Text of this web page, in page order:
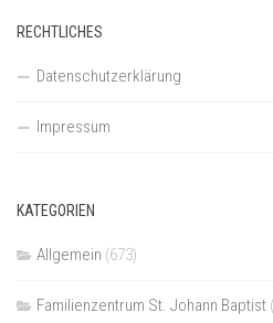
RECHTLICHES
Datenschutzerklärung
Impressum
KATEGORIEN
Allgemein (673)
Familienzentrum St. Johann Baptist